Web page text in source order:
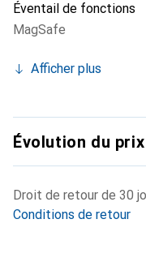
Éventail de fonctions
MagSafe
Afficher plus
Évolution du prix
Droit de retour de 30
Conditions de retour